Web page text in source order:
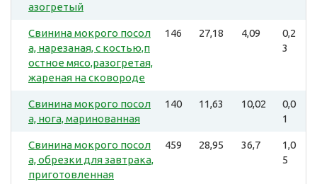
азогретый
Свинина мокрого посол
а, нарезаная, с костью,п
остное мясо,разогретая,
жареная на сковороде
146 27,18 4,09
0,2
3
Свинина мокрого посол
а, нога, маринованная
140 11,63 10,02
0,0
1
Свинина мокрого посол
а, обрезки для завтрака,
приготовленная
459 28,95 36,7
1,0
5